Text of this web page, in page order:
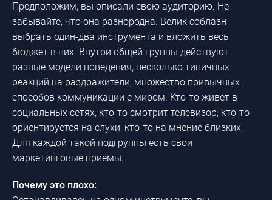
Предположим, вы описали свою аудиторию. Не
забывайте, что она разнородна. Велик соблазн
выбрать один-два инструмента и вложить весь
бюджет в них. Внутри общей группы действуют
разные модели поведения, несколько типичных
реакций на раздражители, множество привычных
способов коммуникации с миром. Кто-то живет в
социальных сетях, кто-то смотрит телевизор, кто-то
ориентируется на слухи, кто-то на мнение близких.
Для каждой такой подгруппы есть свои
маркетинговые приемы.
Почему это плохо: